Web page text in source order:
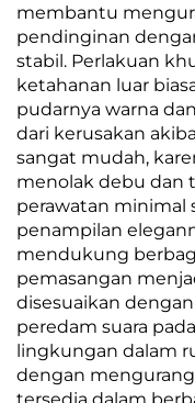
membantu
pendinginan
stabil. Perlakuan
ketahanan luar
pudarnya warna
dari kerusakan
sangat mudah,
menolak debu dan
perawatan
penampilan
mendukung
pemasangan
disesuaikan
peredam suara
lingkungan dalam
dengan